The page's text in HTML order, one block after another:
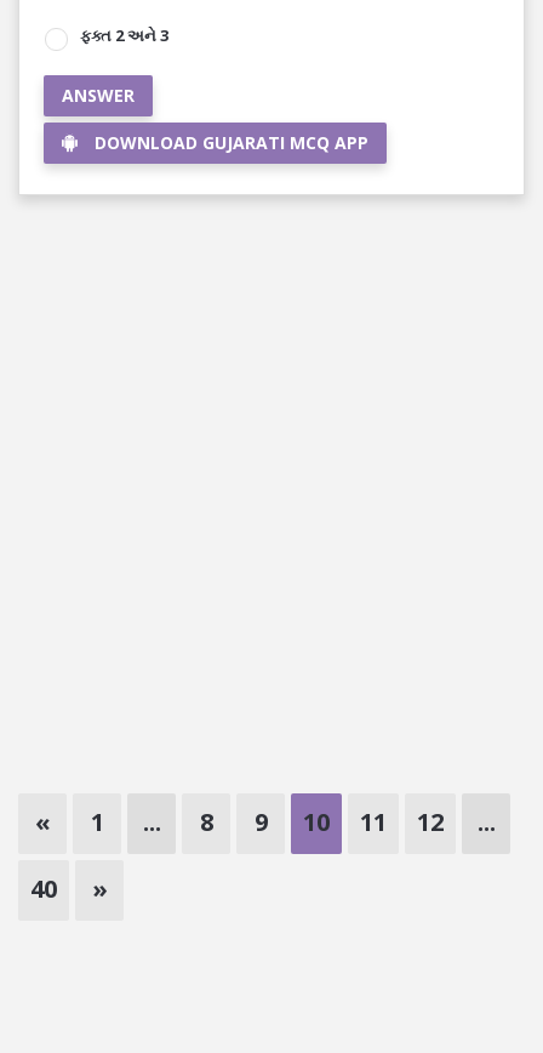
ફક્ત 2 અને 3
ANSWER
DOWNLOAD GUJARATI MCQ APP
« 1 ... 8 9 10 11 12 ...
40 »